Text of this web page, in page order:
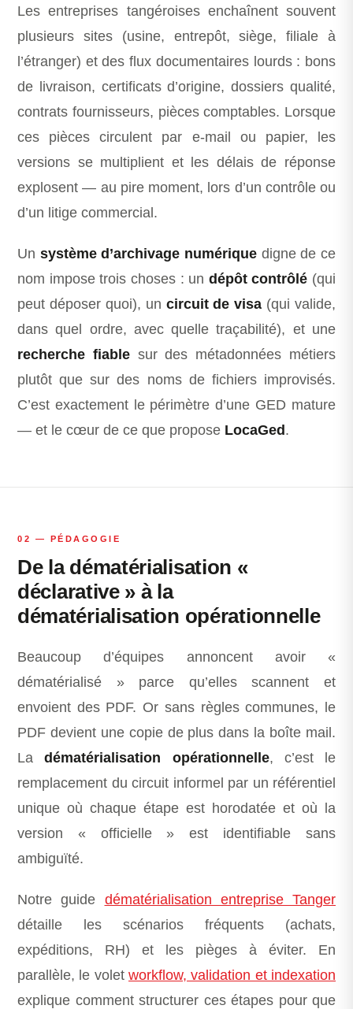
Les entreprises tangéroises enchaînent souvent
plusieurs sites (usine, entrepôt, siège, filiale à
l’étranger) et des flux documentaires lourds : bons
de livraison, certificats d’origine, dossiers qualité,
contrats fournisseurs, pièces comptables. Lorsque
ces pièces circulent par e-mail ou papier, les
versions se multiplient et les délais de réponse
explosent — au pire moment, lors d’un contrôle ou
d’un litige commercial.
Un système d’archivage numérique digne de ce
nom impose trois choses : un dépôt contrôlé (qui
peut déposer quoi), un circuit de visa (qui valide,
dans quel ordre, avec quelle traçabilité), et une
recherche fiablesur des métadonnées métiers
plutôt que sur des noms de fichiers improvisés.
C’est exactement le périmètre d’une GED mature
— et le cœur de ce que propose LocaGed .
02 — PÉDAGOGIE
De la dématérialisation «
déclarative » à la
dématérialisation opérationnelle
Beaucoup d’équipes annoncent avoir «
dématérialisé » parce qu’elles scannent et
envoient des PDF. Or sans règles communes, le
PDF devient une copie de plus dans la boîte mail.
Ladématérialisation opérationnelle, c’est le
remplacement du circuit informel par un référentiel
unique où chaque étape est horodatée et où la
version « officielle » est identifiable sans
ambiguïté.
Notre guide dématérialisation entreprise Tanger
détaille les scénarios fréquents (achats,
expéditions, RH) et les pièges à éviter. En
parallèle, le volet workflow, validation et indexation
explique comment structurer ces étapes pour que